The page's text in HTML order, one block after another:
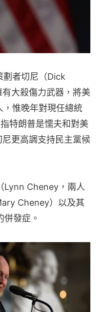
劃者切尼（Dick
大殺傷力武器，將美
，惟晚年對現任總統
特朗普是懦夫和對美
更高調支持民主黨候
Lynn Cheney，兩人
Cheney）以及其
發症。